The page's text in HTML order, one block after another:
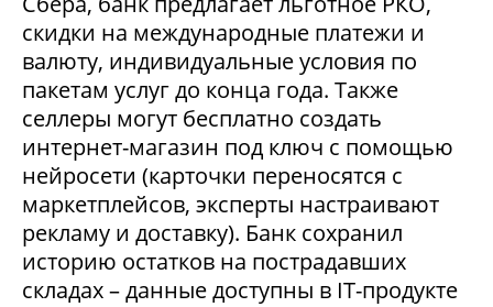
скидки на международные платежи и
валюту, индивидуальные условия по
пакетам услуг до конца года. Также
селлеры могут бесплатно создать
интернет-магазин под ключ с помощью
нейросети (карточки переносятся с
маркетплейсов, эксперты настраивают
рекламу и доставку). Банк сохранил
историю остатков на пострадавших
складах – данные доступны в IT-продукте